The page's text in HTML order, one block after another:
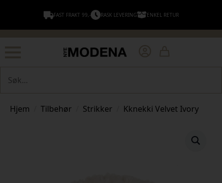
FAST FRAKT 99,- RASK LEVERING ENKEL RETUR
Hjem Tilbehør Strikker Kknekki Velvet Ivory